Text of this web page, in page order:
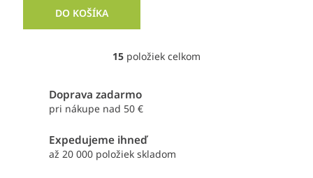
DO KOŠÍKA
O
i
15 položiek celkom
Doprava zadarmo
pri nákupe nad 50 €
Expedujeme ihneď
až 20 000 položiek skladom